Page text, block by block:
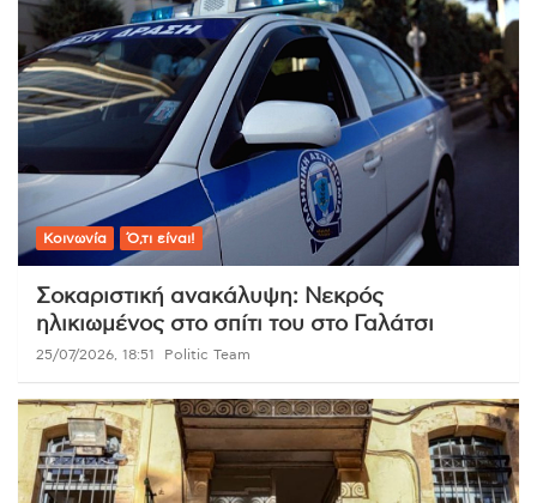
Κοινωνία Ό,τι είναι!
Σοκαριστική ανακάλυψη: Νεκρός
ηλικιωμένος στο σπίτι του στο Γαλάτσι
25/07/2026, 18:51 Politic Team